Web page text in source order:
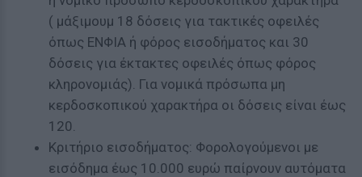
( μάξιμουμ 18 δόσεις για τακτικές οφειλές
όπως ΕΝΦΙΑ ή φόρος εισοδήματος και 30
δόσεις για έκτακτες οφειλές όπως φόρος
κληρονομιάς). Για νομικά πρόσωπα μη
κερδοσκοπικού χαρακτήρα οι δόσεις είναι έως
120.
Κριτήριο εισοδήματος: Φορολογούμενοι με
εισόδημα έως 10.000 ευρώ παίρνουν αυτόματα